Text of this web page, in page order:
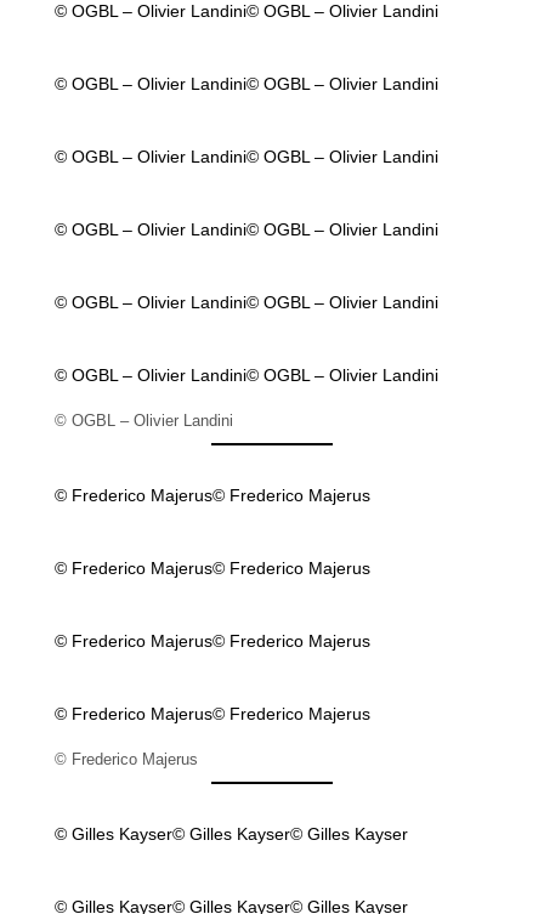
© OGBL – Olivier Landini© OGBL – Olivier Landini
© OGBL – Olivier Landini© OGBL – Olivier Landini
© OGBL – Olivier Landini© OGBL – Olivier Landini
© OGBL – Olivier Landini© OGBL – Olivier Landini
© OGBL – Olivier Landini© OGBL – Olivier Landini
© OGBL – Olivier Landini© OGBL – Olivier Landini
© OGBL – Olivier Landini
© Frederico Majerus© Frederico Majerus
© Frederico Majerus© Frederico Majerus
© Frederico Majerus© Frederico Majerus
© Frederico Majerus© Frederico Majerus
© Frederico Majerus
© Gilles Kayser© Gilles Kayser© Gilles Kayser
© Gilles Kayser© Gilles Kayser© Gilles Kayser